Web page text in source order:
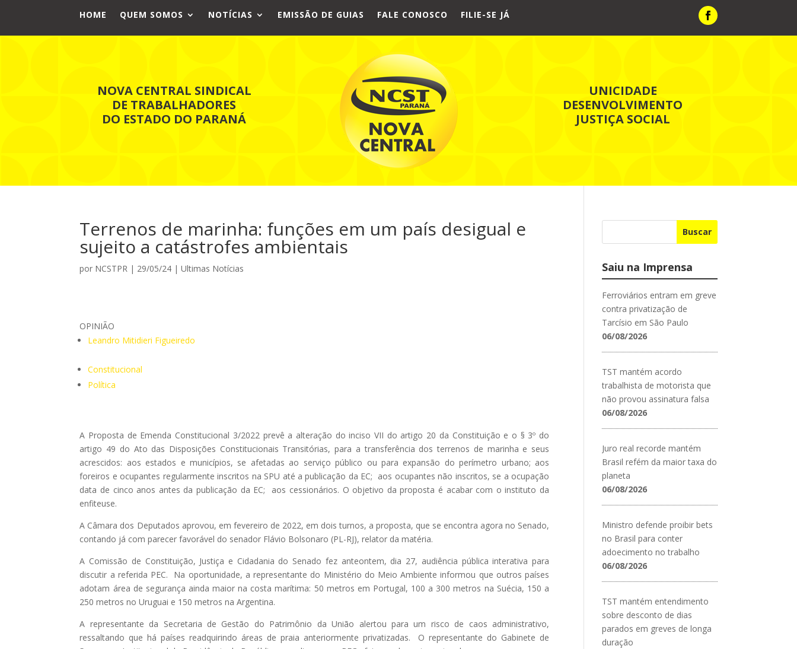
HOME QUEM SOMOS NOTÍCIAS EMISSÃO DE GUIAS FALE CONOSCO FILIE-SE JÁ
NOVA CENTRAL SINDICAL
DE TRABALHADORES
DO ESTADO DO PARANÁ
UNICIDADE
DESENVOLVIMENTO
JUSTIÇA SOCIAL
Terrenos de marinha: funções em um país desigual e
sujeito a catástrofes ambientais
por NCSTPR | 29/05/24 |Ultimas Notícias
OPINIÃO
Leandro Mitidieri Figueiredo
Constitucional
Política
A Proposta de Emenda Constitucional 3/2022 prevê a alteração do inciso VII do artigo 20 da Constituição e o § 3º do
artigo 49 do Ato das Disposições Constitucionais Transitórias, para a transferência dos terrenos de marinha e seus
acrescidos: aos estados e municípios, se afetadas ao serviço público ou para expansão do perímetro urbano; aos
foreiros e ocupantes regularmente inscritos na SPU até a publicação da EC; aos ocupantes não inscritos, se a ocupação
data de cinco anos antes da publicação da EC; aos cessionários. O objetivo da proposta é acabar com o instituto da
enfiteuse.
A Câmara dos Deputados aprovou, em fevereiro de 2022, em dois turnos, a proposta, que se encontra agora no Senado,
contando já com parecer favorável do senador Flávio Bolsonaro (PL-RJ), relator da matéria.
A Comissão de Constituição, Justiça e Cidadania do Senado fez anteontem, dia 27, audiência pública interativa para
discutir a referida PEC. Na oportunidade, a representante do Ministério do Meio Ambiente informou que outros países
adotam área de segurança ainda maior na costa marítima: 50 metros em Portugal, 100 a 300 metros na Suécia, 150 a
250 metros no Uruguai e 150 metros na Argentina.
A representante da Secretaria de Gestão do Patrimônio da União alertou para um risco de caos administrativo,
ressaltando que há países readquirindo áreas de praia anteriormente privatizadas. O representante do Gabinete de
Buscar
Saiu na Imprensa
Ferroviários entram em greve
contra privatização de
Tarcísio em São Paulo
06/08/2026
TST mantém acordo
trabalhista de motorista que
não provou assinatura falsa
06/08/2026
Juro real recorde mantém
Brasil refém da maior taxa do
planeta
06/08/2026
Ministro defende proibir bets
no Brasil para conter
adoecimento no trabalho
06/08/2026
TST mantém entendimento
sobre desconto de dias
parados em greves de longa
duração